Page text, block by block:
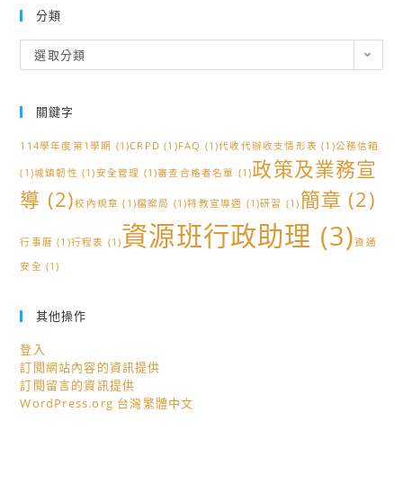
分類
類
選取分類
關鍵字
114學年度第1學期 (1)CRPD (1)FAQ (1)代收代辦收支情形表 (1)公務信箱
(1)城鎮韌性 (1)安全管理 (1)審查合格者名單 (1)政策及業務宣
導 (2)校內規章 (1)檔案局 (1)特教宣導週 (1)研習 (1) 簡章 (2)
行事曆 (1)行程表 (1)資源班行政助理 (3)資通
安全 (1)
其他操作
登入
訂閱網站內容的資訊提供
訂閱留言的資訊提供
WordPress.org 台灣繁體中文